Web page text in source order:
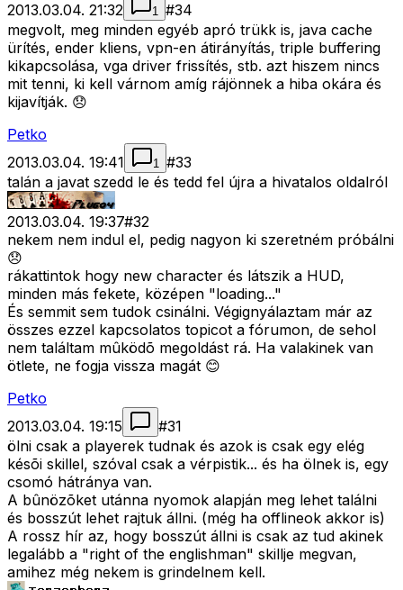
2013.03.04. 21:32 1 #34
megvolt, meg minden egyéb apró trükk is, java cache
ürítés, ender kliens, vpn-en átirányítás, triple buffering
kikapcsolása, vga driver frissítés, stb. azt hiszem nincs
mit tenni, ki kell várnom amíg rájönnek a hiba okára és
kijavítják. 😞
Petko
2013.03.04. 19:41
1 #33
talán a javat szedd le és tedd fel újra a hivatalos oldalról
2013.03.04. 19:37#32
nekem nem indul el, pedig nagyon ki szeretném próbálni
😞
rákattintok hogy new character és látszik a HUD,
minden más fekete, középen "loading..."
És semmit sem tudok csinálni. Végignyálaztam már az
összes ezzel kapcsolatos topicot a fórumon, de sehol
nem találtam mûködõ megoldást rá. Ha valakinek van
ötlete, ne fogja vissza magát 😊
Petko
2013.03.04. 19:15
#31
ölni csak a playerek tudnak és azok is csak egy elég
késõi skillel, szóval csak a vérpistik... és ha ölnek is, egy
csomó hátránya van.
A bûnözõket utánna nyomok alapján meg lehet találni
és bosszút lehet rajtuk állni. (még ha offlineok akkor is)
A rossz hír az, hogy bosszút állni is csak az tud akinek
legalább a "right of the englishman" skillje megvan,
amihez még nekem is grindelnem kell.